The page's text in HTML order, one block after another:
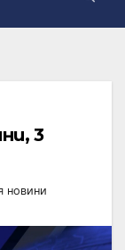
3
новини